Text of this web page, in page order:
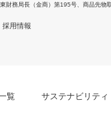
財務局長（金商）第195号、商品先物
採用情報
覧 サステナビリティ